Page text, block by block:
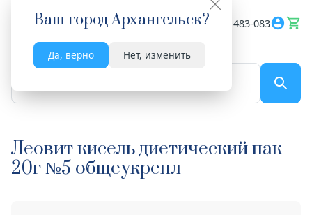
Ваш городАрхангельск?
Да, верно Нет, изменить
Весь сайт 8182 483-083
Леовит кисель диетический пак
20г №5 общеукрепл